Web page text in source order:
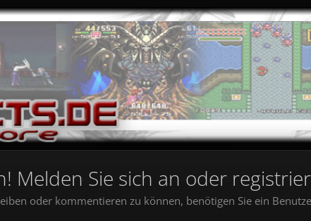
Melden Sie sich an oder
oder kommentieren zu können, benötigen Sie ein